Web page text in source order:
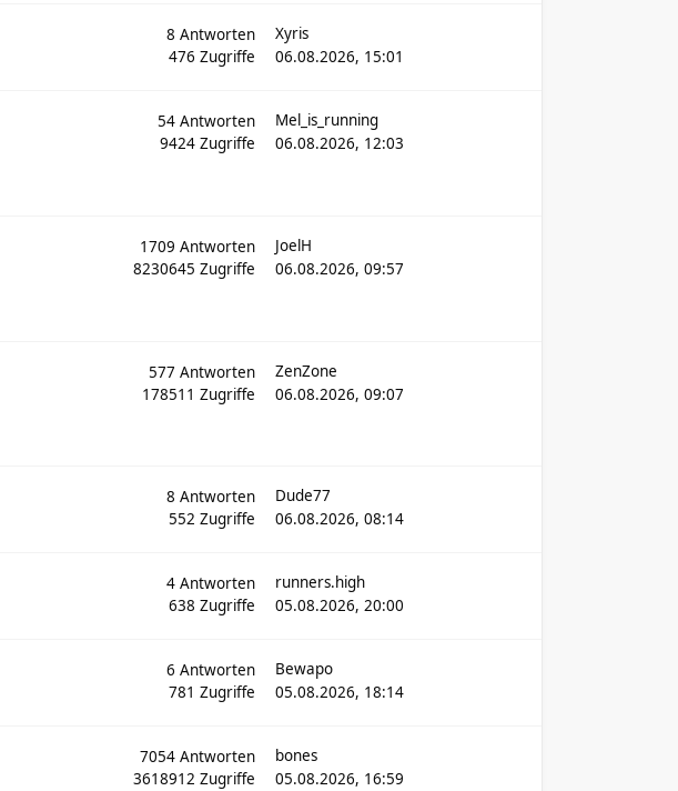
8Antworten
476Zugriffe
Xyris
06.08.2026, 15:01
54Antworten
9424Zugriffe
Mel_is_running
06.08.2026, 12:03
1709Antworten
8230645Zugriffe
JoelH
06.08.2026, 09:57
577Antworten
178511Zugriffe
ZenZone
06.08.2026, 09:07
8Antworten
552Zugriffe
Dude77
06.08.2026, 08:14
4Antworten
638Zugriffe
runners.high
05.08.2026, 20:00
6Antworten
781Zugriffe
Bewapo
05.08.2026, 18:14
7054Antworten
3618912Zugriffe
bones
05.08.2026, 16:59